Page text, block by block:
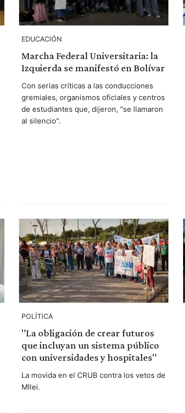
EDUCACIÓN
Marcha Federal Universitaria: la
Izquierda se manifestó en Bolívar
Con serias críticas a las conducciones
gremiales, organismos oficiales y centros
de estudiantes que, dijeron, "se llamaron
al silencio".
POLÍTICA
"La obligación de crear futuros
que incluyan un sistema público
con universidades y hospitales"
La movida en el CRUB contra los vetos de
MIlei.